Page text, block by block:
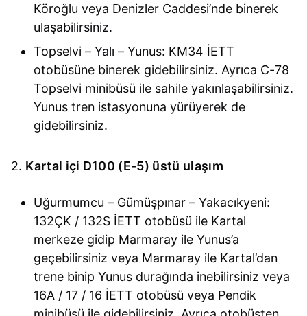
Köroğlu veya Denizler Caddesi’nde binerek
ulaşabilirsiniz.
Topselvi – Yalı – Yunus: KM34 İETT
otobüsüne binerek gidebilirsiniz. Ayrıca C-78
Topselvi minibüsü ile sahile yakınlaşabilirsiniz.
Yunus tren istasyonuna yürüyerek de
gidebilirsiniz.
2. Kartal içi D100 (E-5) üstü ulaşım
Uğurmumcu – Gümüşpınar – Yakacıkyeni:
132ÇK / 132S İETT otobüsü ile Kartal
merkeze gidip Marmaray ile Yunus’a
geçebilirsiniz veya Marmaray ile Kartal’dan
trene binip Yunus durağında inebilirsiniz veya
16A / 17 / 16 İETT otobüsü veya Pendik